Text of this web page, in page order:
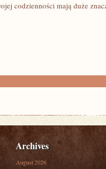
codzienności mają duże
Archives
August 2026